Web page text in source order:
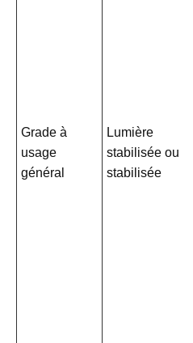
Grade à
usage
général
Lumière
stabilisée ou
stabilisée